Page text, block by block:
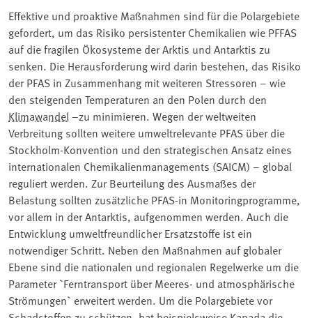
Effektive und proaktive Maßnahmen sind für die Polargebiete
gefordert, um das Risiko persistenter Chemikalien wie PFFAS
auf die fragilen Ökosysteme der Arktis und Antarktis zu
senken. Die Herausforderung wird darin bestehen, das Risiko
der PFAS in Zusammenhang mit weiteren Stressoren – wie
den steigenden Temperaturen an den Polen durch den
Klimawandel –zu minimieren. Wegen der weltweiten
Verbreitung sollten weitere umweltrelevante PFAS über die
Stockholm-Konvention und den strategischen Ansatz eines
internationalen Chemikalienmanagements (SAICM) – global
reguliert werden. Zur Beurteilung des Ausmaßes der
Belastung sollten zusätzliche PFAS-in Monitoringprogramme,
vor allem in der Antarktis, aufgenommen werden. Auch die
Entwicklung umweltfreundlicher Ersatzstoffe ist ein
notwendiger Schritt. Neben den Maßnahmen auf globaler
Ebene sind die nationalen und regionalen Regelwerke um die
Parameter `Ferntransport über Meeres- und atmosphärische
Strömungen` erweitert werden. Um die Polargebiete vor